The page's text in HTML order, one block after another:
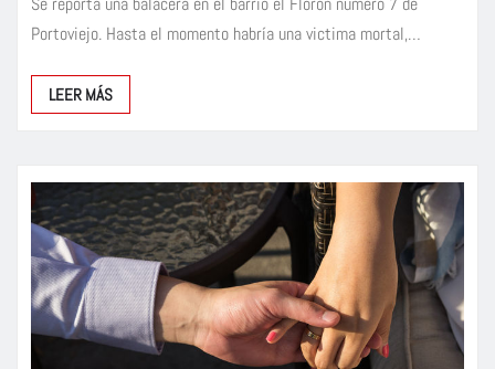
Portoviejo. Hasta el momento habría una victima mortal,…
LEER MÁS